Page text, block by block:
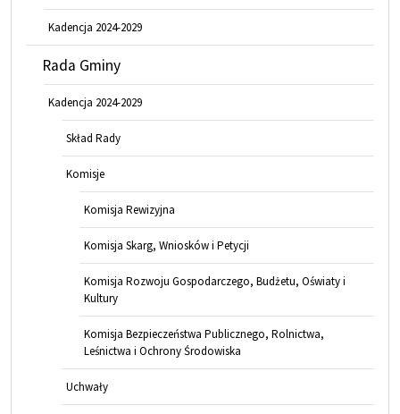
Kadencja 2024-2029
Rada Gminy
Kadencja 2024-2029
Skład Rady
Komisje
Komisja Rewizyjna
Komisja Skarg, Wniosków i Petycji
Komisja Rozwoju Gospodarczego, Budżetu, Oświaty i
Kultury
Komisja Bezpieczeństwa Publicznego, Rolnictwa,
Leśnictwa i Ochrony Środowiska
Uchwały